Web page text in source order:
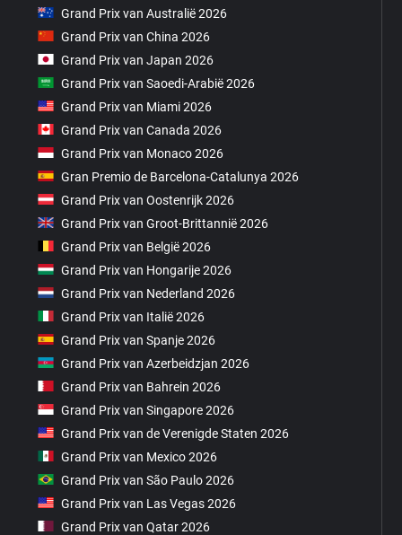
Grand Prix van Australië 2026
Grand Prix van China 2026
Grand Prix van Japan 2026
Grand Prix van Saoedi-Arabië 2026
Grand Prix van Miami 2026
Grand Prix van Canada 2026
Grand Prix van Monaco 2026
Gran Premio de Barcelona-Catalunya 2026
Grand Prix van Oostenrijk 2026
Grand Prix van Groot-Brittannië 2026
Grand Prix van België 2026
Grand Prix van Hongarije 2026
Grand Prix van Nederland 2026
Grand Prix van Italië 2026
Grand Prix van Spanje 2026
Grand Prix van Azerbeidzjan 2026
Grand Prix van Bahrein 2026
Grand Prix van Singapore 2026
Grand Prix van de Verenigde Staten 2026
Grand Prix van Mexico 2026
Grand Prix van São Paulo 2026
Grand Prix van Las Vegas 2026
Grand Prix van Qatar 2026